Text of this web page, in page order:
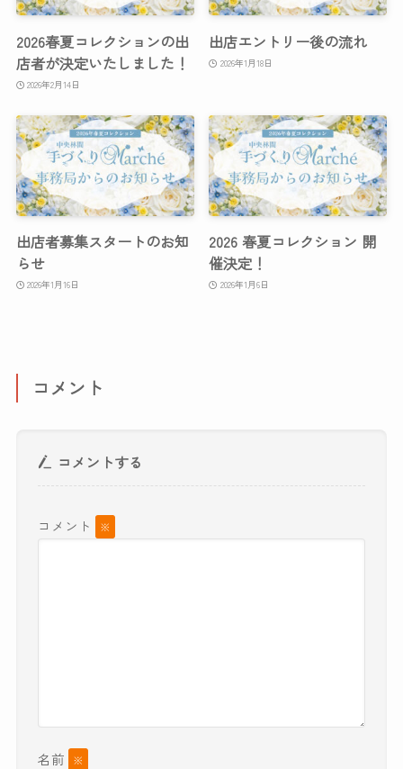
2026春夏コレクションの出
店者が決定いたしました！
2026年2月14日
出店エントリー後の流れ
2026年1月18日
出店者募集スタートのお知
らせ
2026年1月16日
2026 春夏コレクション 開
催決定！
2026年1月6日
コメント
コメントする
コメント ※
名前 ※